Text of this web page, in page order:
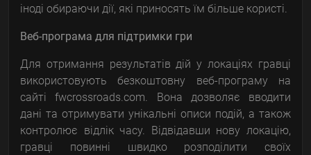
іноді обираючи дії, які приносять їм більше користі.
Веб-програма для підтримки гри
Для отримання результатів дій у локаціях гравці
використовують безкоштовну веб-програму на
сайті fwcrossroads.com. Вона дозволяє вводити
дані та отримувати унікальні описи подій, а також
контролює відлік часу. Відвідавши нову локацію,
гравці повинні швидко розподілити своїх